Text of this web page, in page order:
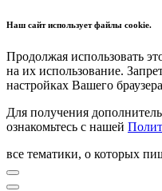
Наш сайт использует файлы cookie.
Продолжая использовать
на их использование.
настройках Вашего
Для получения
ознакомьтесь с нашей
все тематики, о которых